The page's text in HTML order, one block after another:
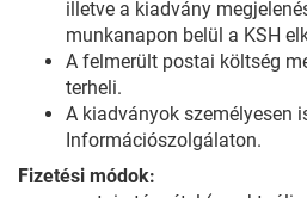
illetve a kiadvány
munkanapon belül a KSH
A felmerült postai költség
terheli.
A kiadványok személyesen
Információszolgálaton.
Fizetési módok: